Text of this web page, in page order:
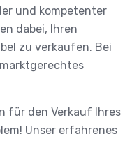
und kompetenter
dabei, Ihren
zu verkaufen. Bei
für den Verkauf Ihres
Unser erfahrenes